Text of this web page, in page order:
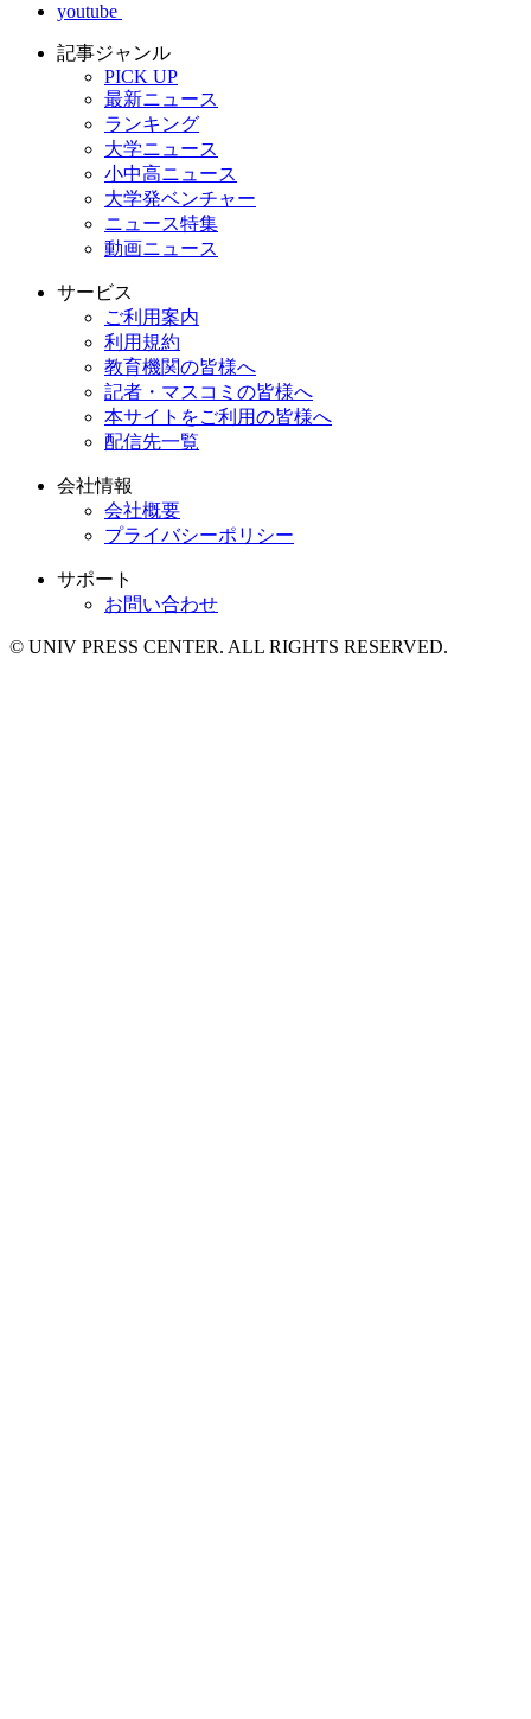
youtube
記事ジャンル
PICK UP
最新ニュース
ランキング
大学ニュース
小中高ニュース
大学発ベンチャー
ニュース特集
動画ニュース
サービス
ご利用案内
利用規約
教育機関の皆様へ
記者・マスコミの皆様へ
本サイトをご利用の皆様へ
配信先一覧
会社情報
会社概要
プライバシーポリシー
サポート
お問い合わせ
© UNIV PRESS CENTER. ALL RIGHTS RESERVED.